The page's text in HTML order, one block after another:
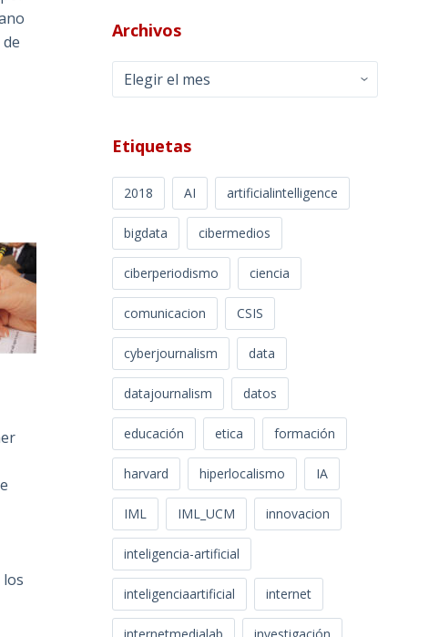
Archivos
Archivos
Etiquetas
2018 AI artificialintelligence
bigdata cibermedios
ciberperiodismo ciencia
comunicacion CSIS
cyberjournalism data
datajournalism datos
educación etica formación
harvard hiperlocalismo IA
IML IML_UCM innovacion
inteligencia-artificial
inteligenciaartificial internet